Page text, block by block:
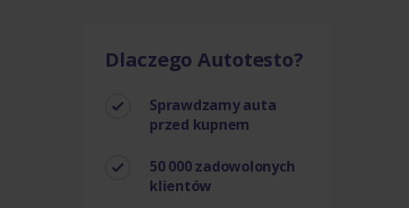
Dlaczego Autotesto?
Sprawdzamy auta
przed kupnem
50 000 zadowolonych
klientów